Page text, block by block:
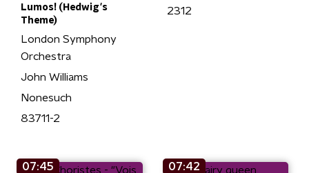
Lumos! (Hedwig's
Theme)
London Symphony
Orchestra
John Williams
Nonesuch
83711-2
2312
07:45 07:42